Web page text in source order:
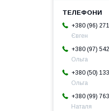
+380 (96)
Євген
+380 (97)
Ольга
+380 (50)
Ольга
+380 (99)
Наталя